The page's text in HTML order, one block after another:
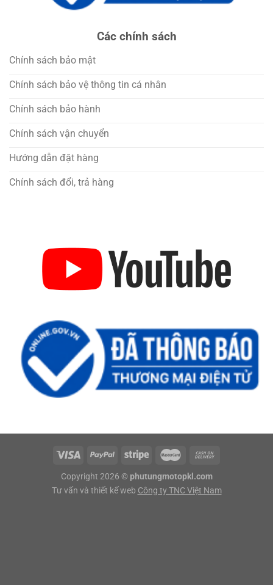
Các chính sách
Chính sách bảo mật
Chính sách bảo vệ thông tin cá nhân
Chính sách bảo hành
Chính sách vận chuyển
Hướng dẫn đặt hàng
Chính sách đổi, trả hàng
Copyright 2026 © phutungmotopkl.com
Tư vấn và thiết kế web Công ty TNC Việt Nam